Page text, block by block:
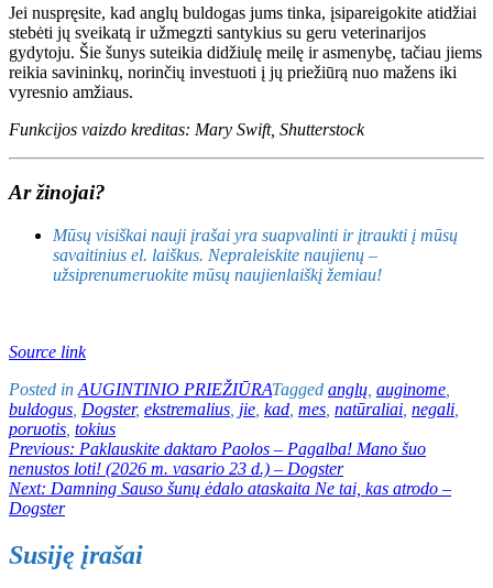
Jei nuspręsite, kad anglų buldogas jums tinka, įsipareigokite atidžiai
stebėti jų sveikatą ir užmegzti santykius su geru veterinarijos
gydytoju. Šie šunys suteikia didžiulę meilę ir asmenybę, tačiau jiems
reikia savininkų, norinčių investuoti į jų priežiūrą nuo mažens iki
vyresnio amžiaus.
Funkcijos vaizdo kreditas: Mary Swift, Shutterstock
Ar žinojai?
Mūsų visiškai nauji įrašai yra suapvalinti ir įtraukti į mūsų
savaitinius el. laiškus. Nepraleiskite naujienų –
užsiprenumeruokite mūsų naujienlaiškį žemiau!
Source link
Posted in AUGINTINIO PRIEŽIŪRATagged anglų auginome
buldogus Dogster, ekstremalius jie kad mes natūraliai negali
poruotis tokius
Navigacija
tarp
įrašų
Previous: Paklauskite daktaro Paolos – Pagalba! Mano šuo
nenustos loti! (2026 m. vasario 23 d.) – Dogster
Next: Damning Sauso šunų ėdalo ataskaita Ne tai, kas atrodo –
Dogster
Susiję įrašai